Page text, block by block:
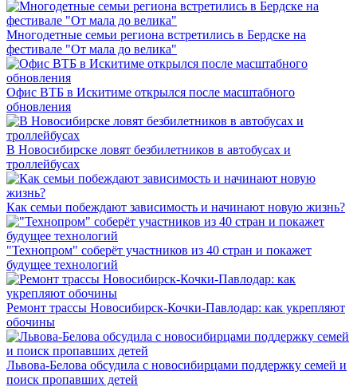
Многодетные семьи региона встретились в Бердске на
фестивале "От мала до велика"
Офис ВТБ в Искитиме открылся после масштабного
обновления
В Новосибирске ловят безбилетников в автобусах и
троллейбусах
Как семьи побеждают зависимость и начинают новую жизнь?
"Технопром" соберёт участников из 40 стран и покажет
будущее технологий
Ремонт трассы Новосибирск-Кочки-Павлодар: как укрепляют
обочины
Львова-Белова обсудила с новосибирцами поддержку семей и
поиск пропавших детей